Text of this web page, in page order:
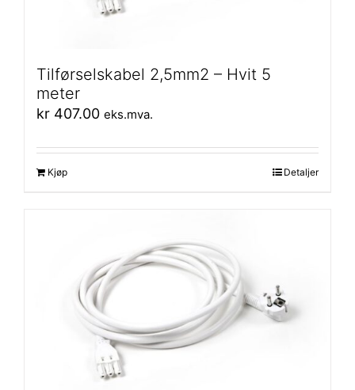
Tilførselskabel 2,5mm2 – Hvit 5
meter
kr 407.00 eks.mva.
Kjøp Detaljer